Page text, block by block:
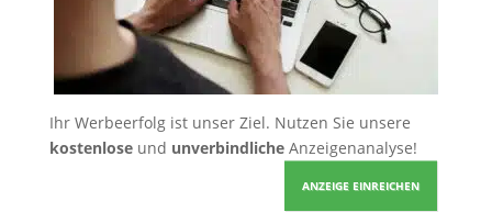
Ihr Werbeerfolg ist unser Ziel. Nutzen Sie unsere
kostenloseund unverbindlicheAnzeigenanalyse!
ANZEIGE EINREICHEN